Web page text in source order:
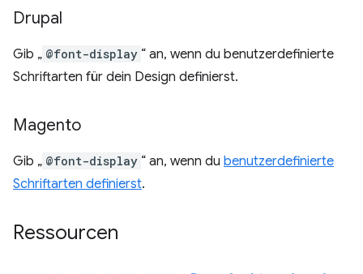
Drupal
Gib „ @font-display “ an, wenn du benutzerdefinierte
Schriftarten für dein Design definierst.
Magento
Gib „ @font-display “ an, wenn du benutzerdefinierte
Schriftarten definierst.
Ressourcen